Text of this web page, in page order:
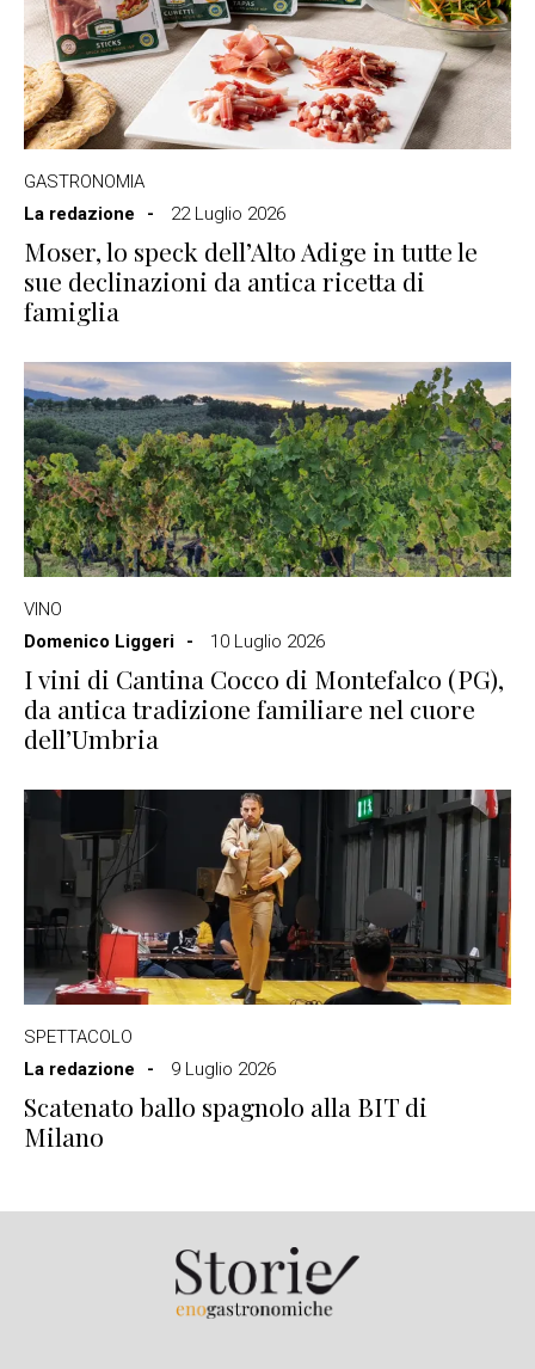
GASTRONOMIA
La redazione
22 Luglio 2026
Moser, lo speck dell’Alto Adige in tutte le
sue declinazioni da antica ricetta di
famiglia
VINO
Domenico Liggeri
10 Luglio 2026
I vini di Cantina Cocco di Montefalco (PG),
da antica tradizione familiare nel cuore
dell’Umbria
SPETTACOLO
La redazione
9 Luglio 2026
Scatenato ballo spagnolo alla BIT di
Milano